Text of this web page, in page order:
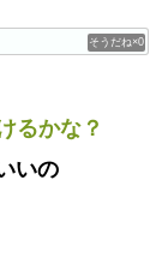
0
るかな？
いの